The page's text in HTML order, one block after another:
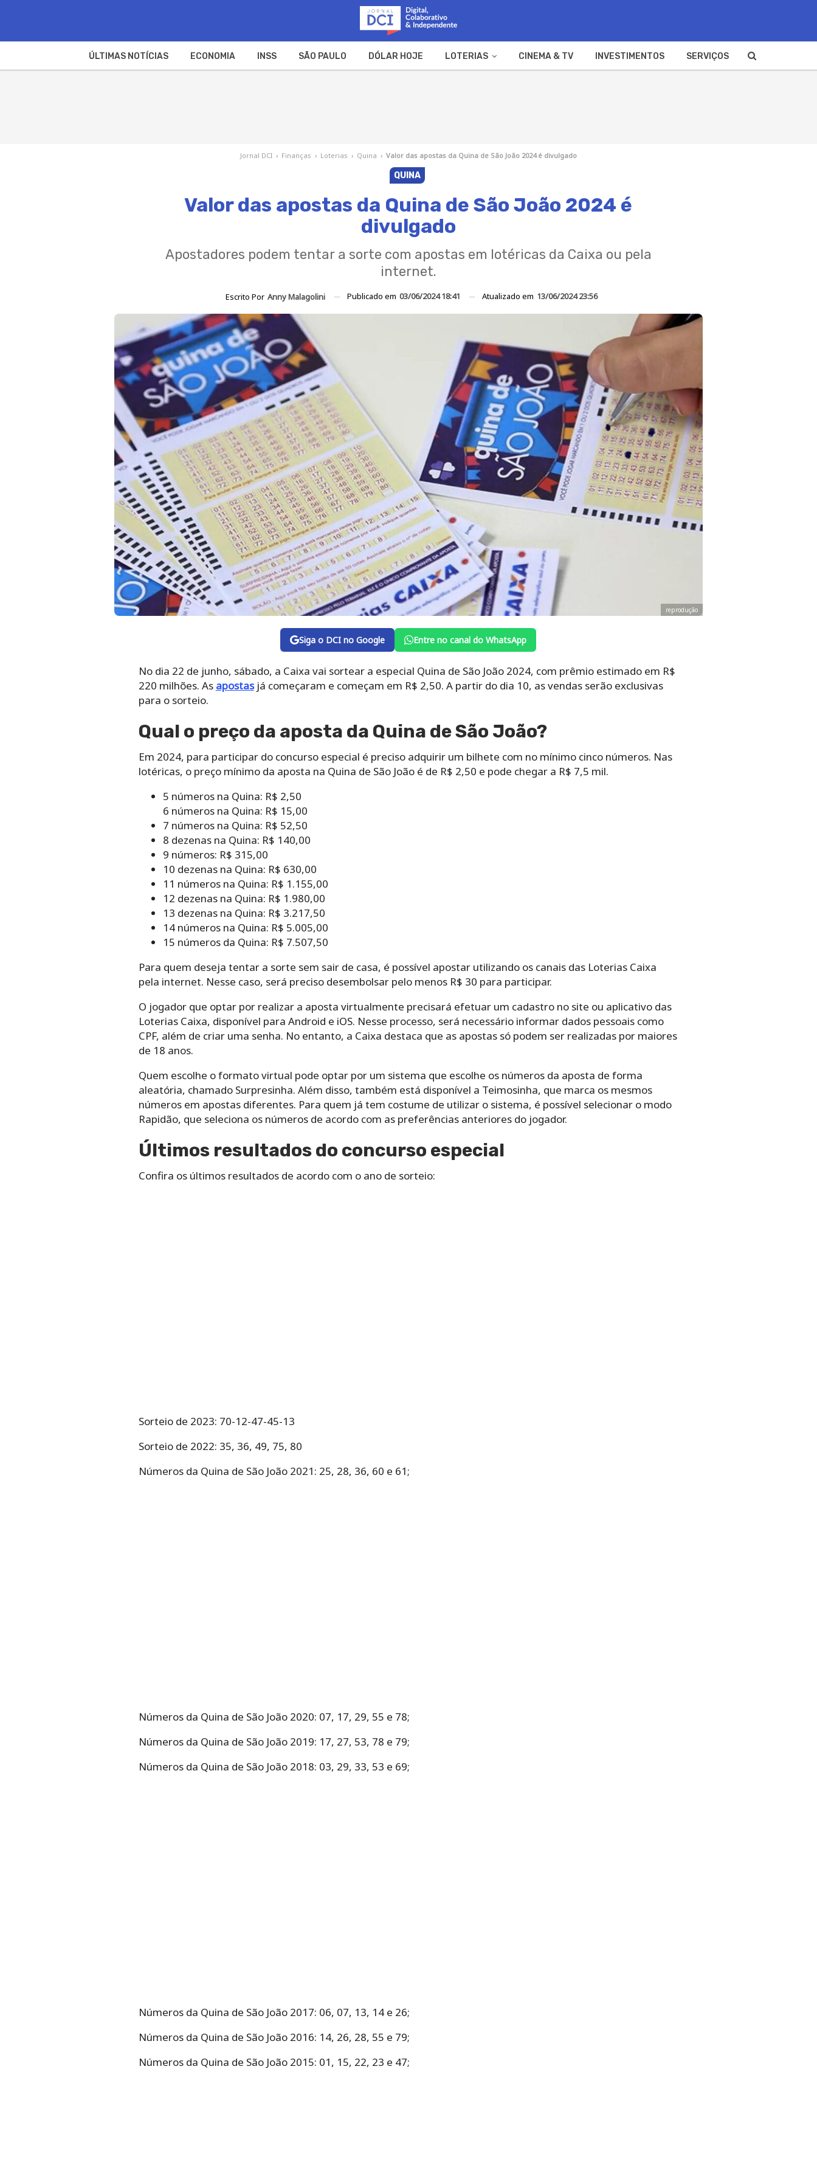
ÚLTIMAS NOTÍCIAS ECONOMIA INSS SÃO PAULO DÓLAR HOJE LOTERIAS CINEMA & TV INVESTIMENTOS SERVIÇOS
Jornal DCI › Finanças › Loterias › Quina › Valor das apostas da Quina de São João 2024 é divulgado
QUINA
Valor das apostas da Quina de São João 2024 é
divulgado
Apostadores podem tentar a sorte com apostas em lotéricas da Caixa ou pela
internet.
Escrito Por Anny Malagolini Publicado em 03/06/2024 18:41 Atualizado em 13/06/2024 23:56
reprodução
Siga o DCI no Google Entre no canal do WhatsApp
No dia 22 de junho, sábado, a Caixa vai sortear a especial Quina de São João 2024, com prêmio estimado em R$
220 milhões. As apostasjá começaram e começam em R$ 2,50. A partir do dia 10, as vendas serão exclusivas
para o sorteio.
Qual o preço da aposta da Quina de São João?
Em 2024, para participar do concurso especial é preciso adquirir um bilhete com no mínimo cinco números. Nas
lotéricas, o preço mínimo da aposta na Quina de São João é de R$ 2,50 e pode chegar a R$ 7,5 mil.
5 números na Quina: R$ 2,50
6 números na Quina: R$ 15,00
7 números na Quina: R$ 52,50
8 dezenas na Quina: R$ 140,00
9 números: R$ 315,00
10 dezenas na Quina: R$ 630,00
11 números na Quina: R$ 1.155,00
12 dezenas na Quina: R$ 1.980,00
13 dezenas na Quina: R$ 3.217,50
14 números na Quina: R$ 5.005,00
15 números da Quina: R$ 7.507,50
Para quem deseja tentar a sorte sem sair de casa, é possível apostar utilizando os canais das Loterias Caixa
pela internet. Nesse caso, será preciso desembolsar pelo menos R$ 30 para participar.
O jogador que optar por realizar a aposta virtualmente precisará efetuar um cadastro no site ou aplicativo das
Loterias Caixa, disponível para Android e iOS. Nesse processo, será necessário informar dados pessoais como
CPF, além de criar uma senha. No entanto, a Caixa destaca que as apostas só podem ser realizadas por maiores
de 18 anos.
Quem escolhe o formato virtual pode optar por um sistema que escolhe os números da aposta de forma
aleatória, chamado Surpresinha. Além disso, também está disponível a Teimosinha, que marca os mesmos
números em apostas diferentes. Para quem já tem costume de utilizar o sistema, é possível selecionar o modo
Rapidão, que seleciona os números de acordo com as preferências anteriores do jogador.
Últimos resultados do concurso especial
Confira os últimos resultados de acordo com o ano de sorteio:
Sorteio de 2023: 70-12-47-45-13
Sorteio de 2022: 35, 36, 49, 75, 80
Números da Quina de São João 2021: 25, 28, 36, 60 e 61;
Números da Quina de São João 2020: 07, 17, 29, 55 e 78;
Números da Quina de São João 2019: 17, 27, 53, 78 e 79;
Números da Quina de São João 2018: 03, 29, 33, 53 e 69;
Números da Quina de São João 2017: 06, 07, 13, 14 e 26;
Números da Quina de São João 2016: 14, 26, 28, 55 e 79;
Números da Quina de São João 2015: 01, 15, 22, 23 e 47;